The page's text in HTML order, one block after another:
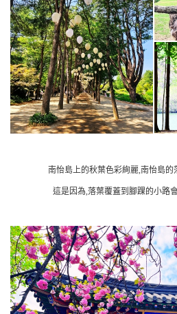
南怡島上的秋葉色彩絢麗,南怡島的
這是因為,落葉覆蓋到腳踝的小路